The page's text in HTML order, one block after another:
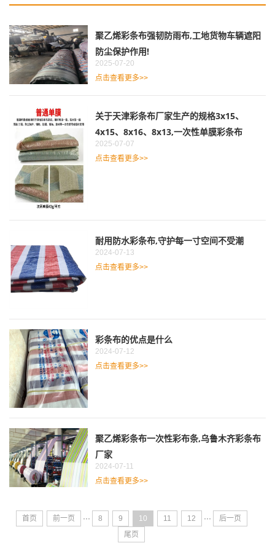
聚乙烯彩条布强韧防雨布,工地货物车辆遮阳
防尘保护作用!
2025-07-20
点击查看更多>>
关于天津彩条布厂家生产的规格3x15、
4x15、8x16、8x13,一次性单膜彩条布
2025-07-07
点击查看更多>>
耐用防水彩条布,守护每一寸空间不受潮
2024-07-13
点击查看更多>>
彩条布的优点是什么
2024-07-12
点击查看更多>>
聚乙烯彩条布一次性彩布条,乌鲁木齐彩条布
厂家
2024-07-11
点击查看更多>>
首页 前一页 ··· 8 9 10 11 12 ···
后一页
尾页